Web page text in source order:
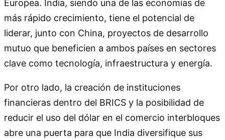
Europea. India, siendo una de las economías de
más rápido crecimiento, tiene el potencial de
liderar, junto con China, proyectos de desarrollo
mutuo que beneficien a ambos países en sectores
clave como tecnología, infraestructura y energía.
Por otro lado, la creación de instituciones
financieras dentro del BRICS y la posibilidad de
reducir el uso del dólar en el comercio interbloques
abre una puerta para que India diversifique sus